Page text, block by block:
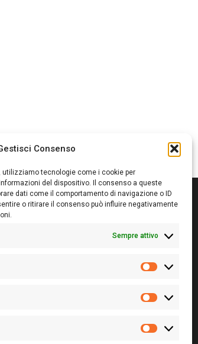
Consenso
utilizziamo tecnologie come i cookie per
del dispositivo. Il consenso a queste
dati come il comportamento di navigazione o ID
o ritirare il consenso può influire negativamente
Sempre attivo
Statistiche
Marketing
Ditta individuale
2020